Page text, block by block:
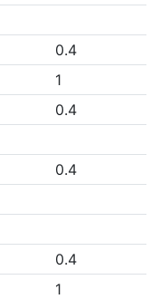
0.4
1
0.4
0.4
0.4
1